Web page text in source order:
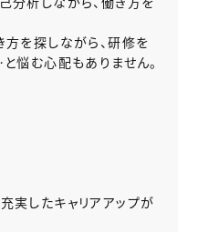
方を探しながら、研修を
悩む心配もありません。
実したキャリアアップが